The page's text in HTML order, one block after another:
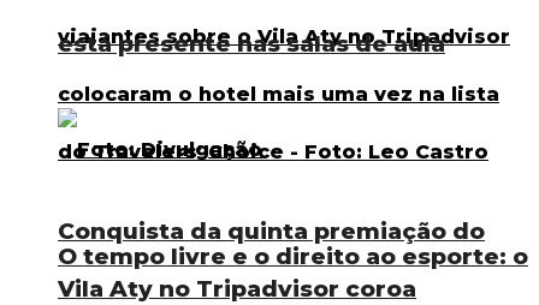
Conquista da quinta premiação do
Vila Aty no Tripadvisor coroa
está presente nas salas de aula
O tempo livre e o direito ao esporte: o